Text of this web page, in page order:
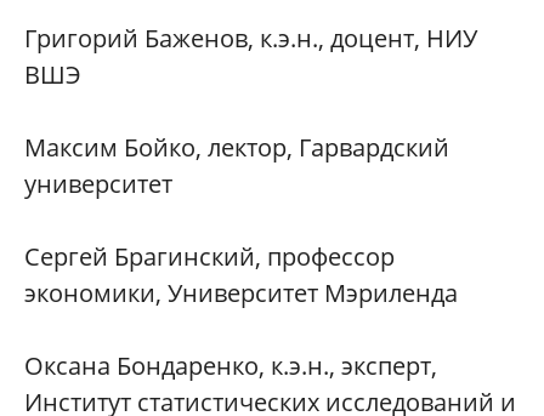
Григорий Баженов, к.э.н., доцент, НИУ
ВШЭ
Максим Бойко, лектор, Гарвардский
университет
Сергей Брагинский, профессор
экономики, Университет Мэриленда
Оксана Бондаренко, к.э.н., эксперт,
Институт статистических исследований и